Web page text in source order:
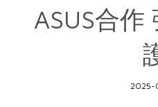
ASUS合作
2025-